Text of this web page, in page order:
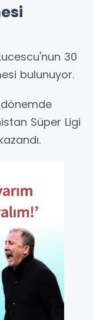
30
bulunuyor.
Süper Ligi